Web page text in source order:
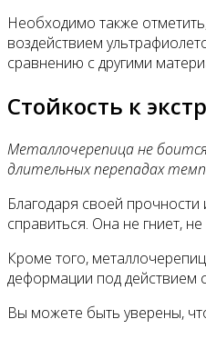
Необходимо также
воздействием
сравнению с другими
Стойкость к
Металлочерепица не
длительных перепадах
Благодаря своей
справиться. Она не гниет,
Кроме того,
деформации под действием
Вы можете быть уверены,